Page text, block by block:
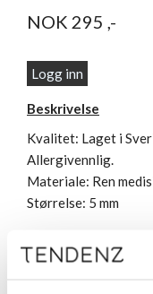
NOK 295 ,-
Logg inn
Beskrivelse
Kvalitet: Laget i
Allergivennlig.
Materiale: Ren
Størrelse: 5 mm
Løft stilen din med
medisinsk titan. Ren